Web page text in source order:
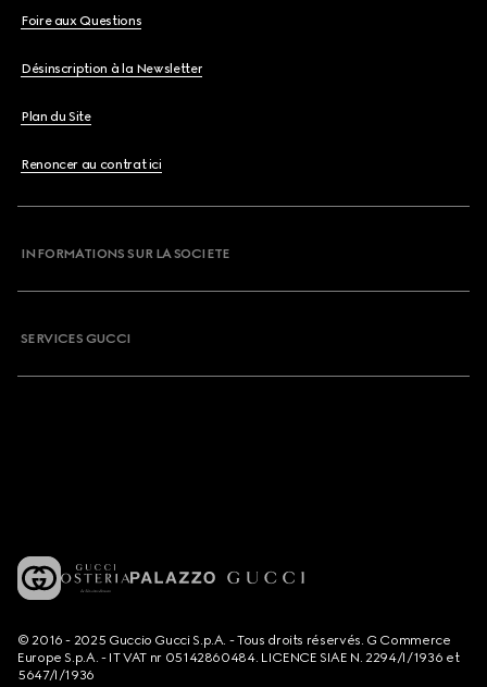
Foire aux Questions
Désinscription à la Newsletter
Plan du Site
Renoncer au contrat ici
INFORMATIONS SUR LA SOCIETE
SERVICES GUCCI
© 2016 - 2025 Guccio Gucci S.p.A. - Tous droits réservés. G Commerce
Europe S.p.A. - IT VAT nr 05142860484. LICENCE SIAE N. 2294/I/1936 et
5647/I/1936